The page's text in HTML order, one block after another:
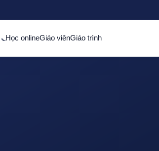
Học onlineGiáo viênGiáo trình